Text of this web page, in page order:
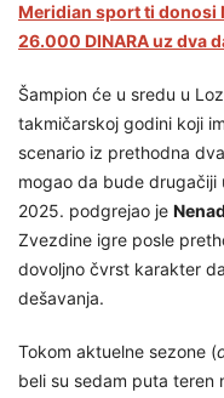
Meridian sport ti donosi
26.000 DINARA uz dva
Šampion će u sredu u
takmičarskoj godini koji
scenario iz prethodna
mogao da bude drugačiji
2025. podgrejao je
Zvezdine igre posle
dovoljno čvrst karakter
dešavanja.
Tokom aktuelne sezone (
beli su sedam puta teren